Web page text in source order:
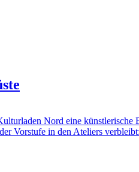
Nord eine künstlerische
Vorstufe in den Ateliers